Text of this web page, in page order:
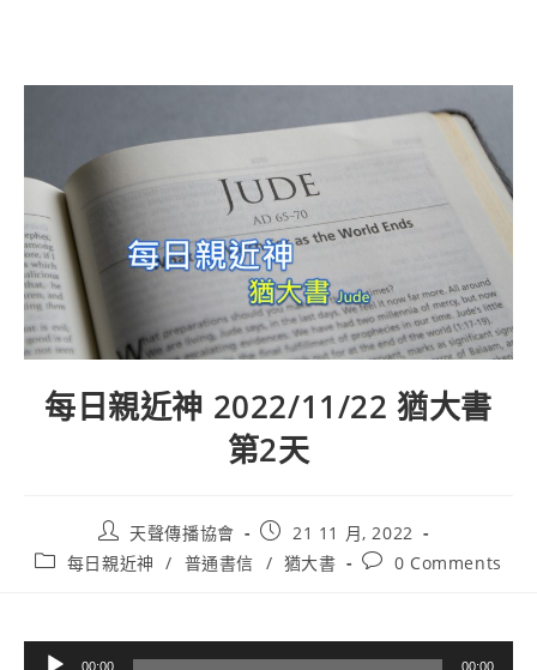
每日親近神 2022/11/22 猶大書
第2天
天聲傳播協會
21 11 月, 2022
每日親近神 / 普通書信 / 猶大書 0 Comments
00:00 00:00